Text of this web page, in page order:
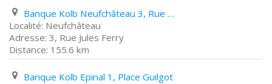
Banque Kolb Neufchâteau 3, Rue Jules Ferry
Neufchâteau
3, Rue Jules Ferry
155.6 km
Banque Kolb Epinal 1, Place Guilgot